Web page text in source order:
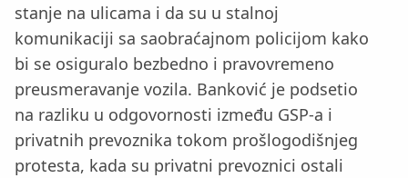
stanje na ulicama i da su u stalnoj
komunikaciji sa saobraćajnom policijom kako
bi se osiguralo bezbedno i pravovremeno
preusmeravanje vozila. Banković je podsetio
na razliku u odgovornosti između GSP-a i
privatnih prevoznika tokom prošlogodišnjeg
protesta, kada su privatni prevoznici ostali